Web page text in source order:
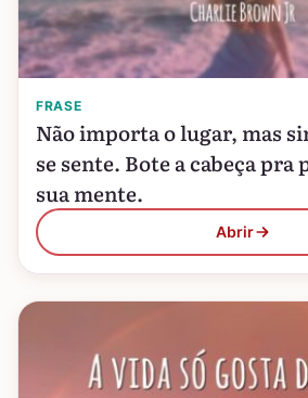
FRASE
Não importa o lugar, mas
se sente. Bote a cabeça pra
sua mente.
Abrir